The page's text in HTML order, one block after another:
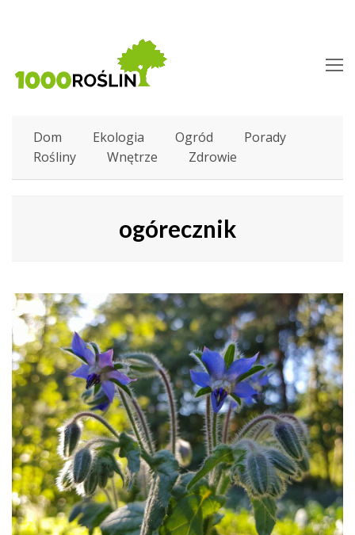
Dom Ekologia Ogród
Porady
Rośliny
Wnętrze Zdrowie
ogórecznik